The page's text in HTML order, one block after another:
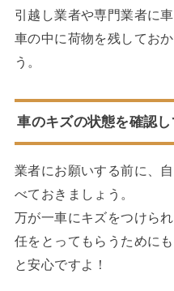
引越し業者や専門業者に
車の中に荷物を残してお
う。
車のキズの状態を確認し
業者にお願いする前に、
べておきましょう。
万が一車にキズをつけら
任をとってもらうために
と安心ですよ！